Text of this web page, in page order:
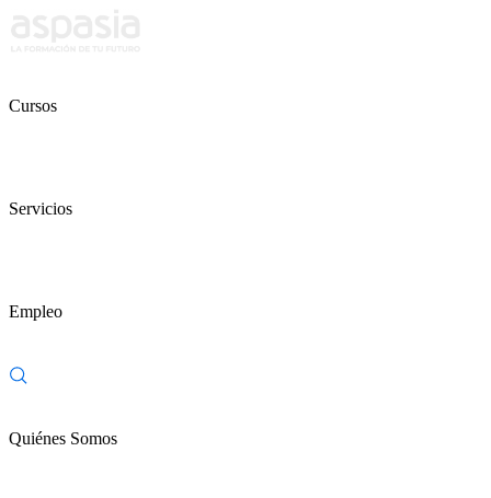
Cursos
Servicios
Empleo
Quiénes Somos